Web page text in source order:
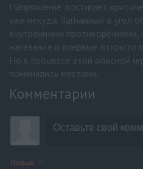
Напряжение достигает
уже некуда. Загнанный в угол
внутренними противоречиями,
наказание и впервые открыто
Но в процессе этой опасной
поменялись местами.
Комментарии
Новые